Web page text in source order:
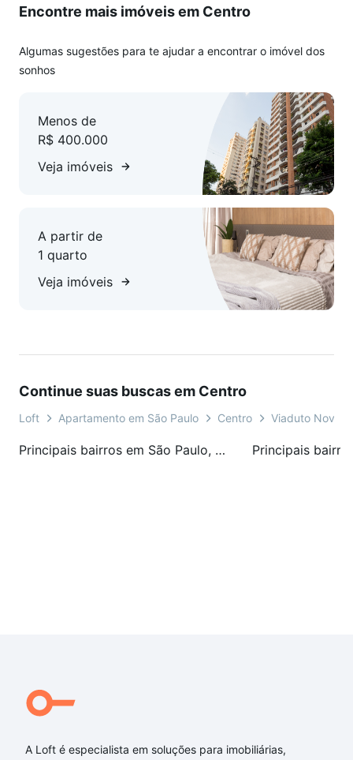
Encontre mais imóveis em Centro
Algumas sugestões para te ajudar a encontrar o imóvel dos
sonhos
Menos de
R$ 400.000
Veja imóveis
A partir de
1 quarto
Veja imóveis
Continue suas buscas em Centro
Loft Apartamento em São Paulo Centro Viaduto Nove
Principais bairros em São Paulo, SP
A Loft é especialista em soluções para imobiliárias,